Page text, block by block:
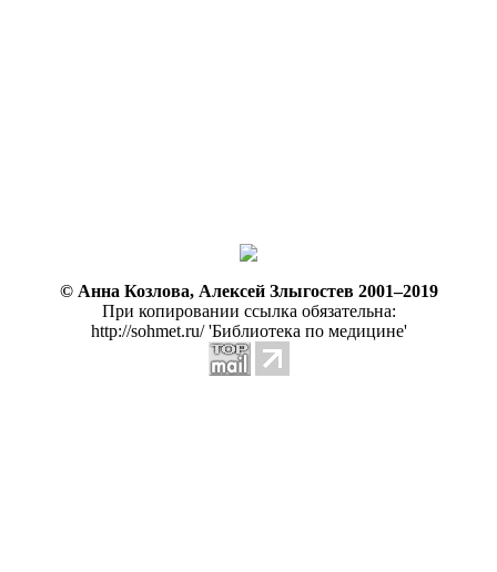
© Анна Козлова, Алексей Злыгостев 2001–2019
При копировании ссылка обязательна:
http://sohmet.ru/ 'Библиотека по медицине'